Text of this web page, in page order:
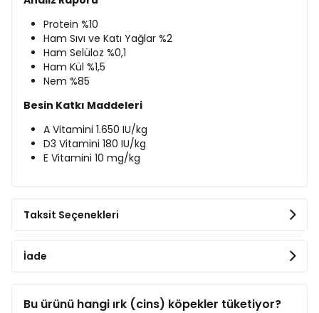
Protein %10
Ham Sıvı ve Katı Yağlar %2
Ham Selüloz %0,1
Ham Kül %1,5
Nem %85
Besin Katkı Maddeleri
A Vitamini 1.650 IU/kg
D3 Vitamini 180 IU/kg
E Vitamini 10 mg/kg
Taksit Seçenekleri
İade
Bu ürünü hangi ırk (cins) köpekler tüketiyor?